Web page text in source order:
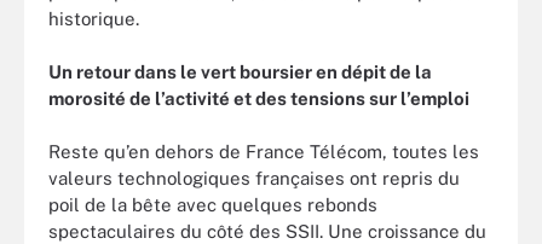
historique.
Un retour dans le vert boursier en dépit de la
morosité de l’activité et des tensions sur l’emploi
Reste qu’en dehors de France Télécom, toutes les
valeurs technologiques françaises ont repris du
poil de la bête avec quelques rebonds
spectaculaires du côté des SSII. Une croissance du